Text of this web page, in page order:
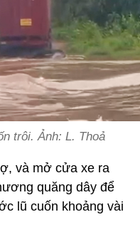
trôi. Ảnh: L. Thoả
và mở cửa xe ra
quăng dây để
lũ cuốn khoảng vài